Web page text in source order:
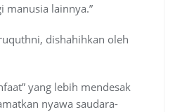
manusia lainnya.”
dishahihkan oleh
yang lebih mendesak
nyawa saudara-